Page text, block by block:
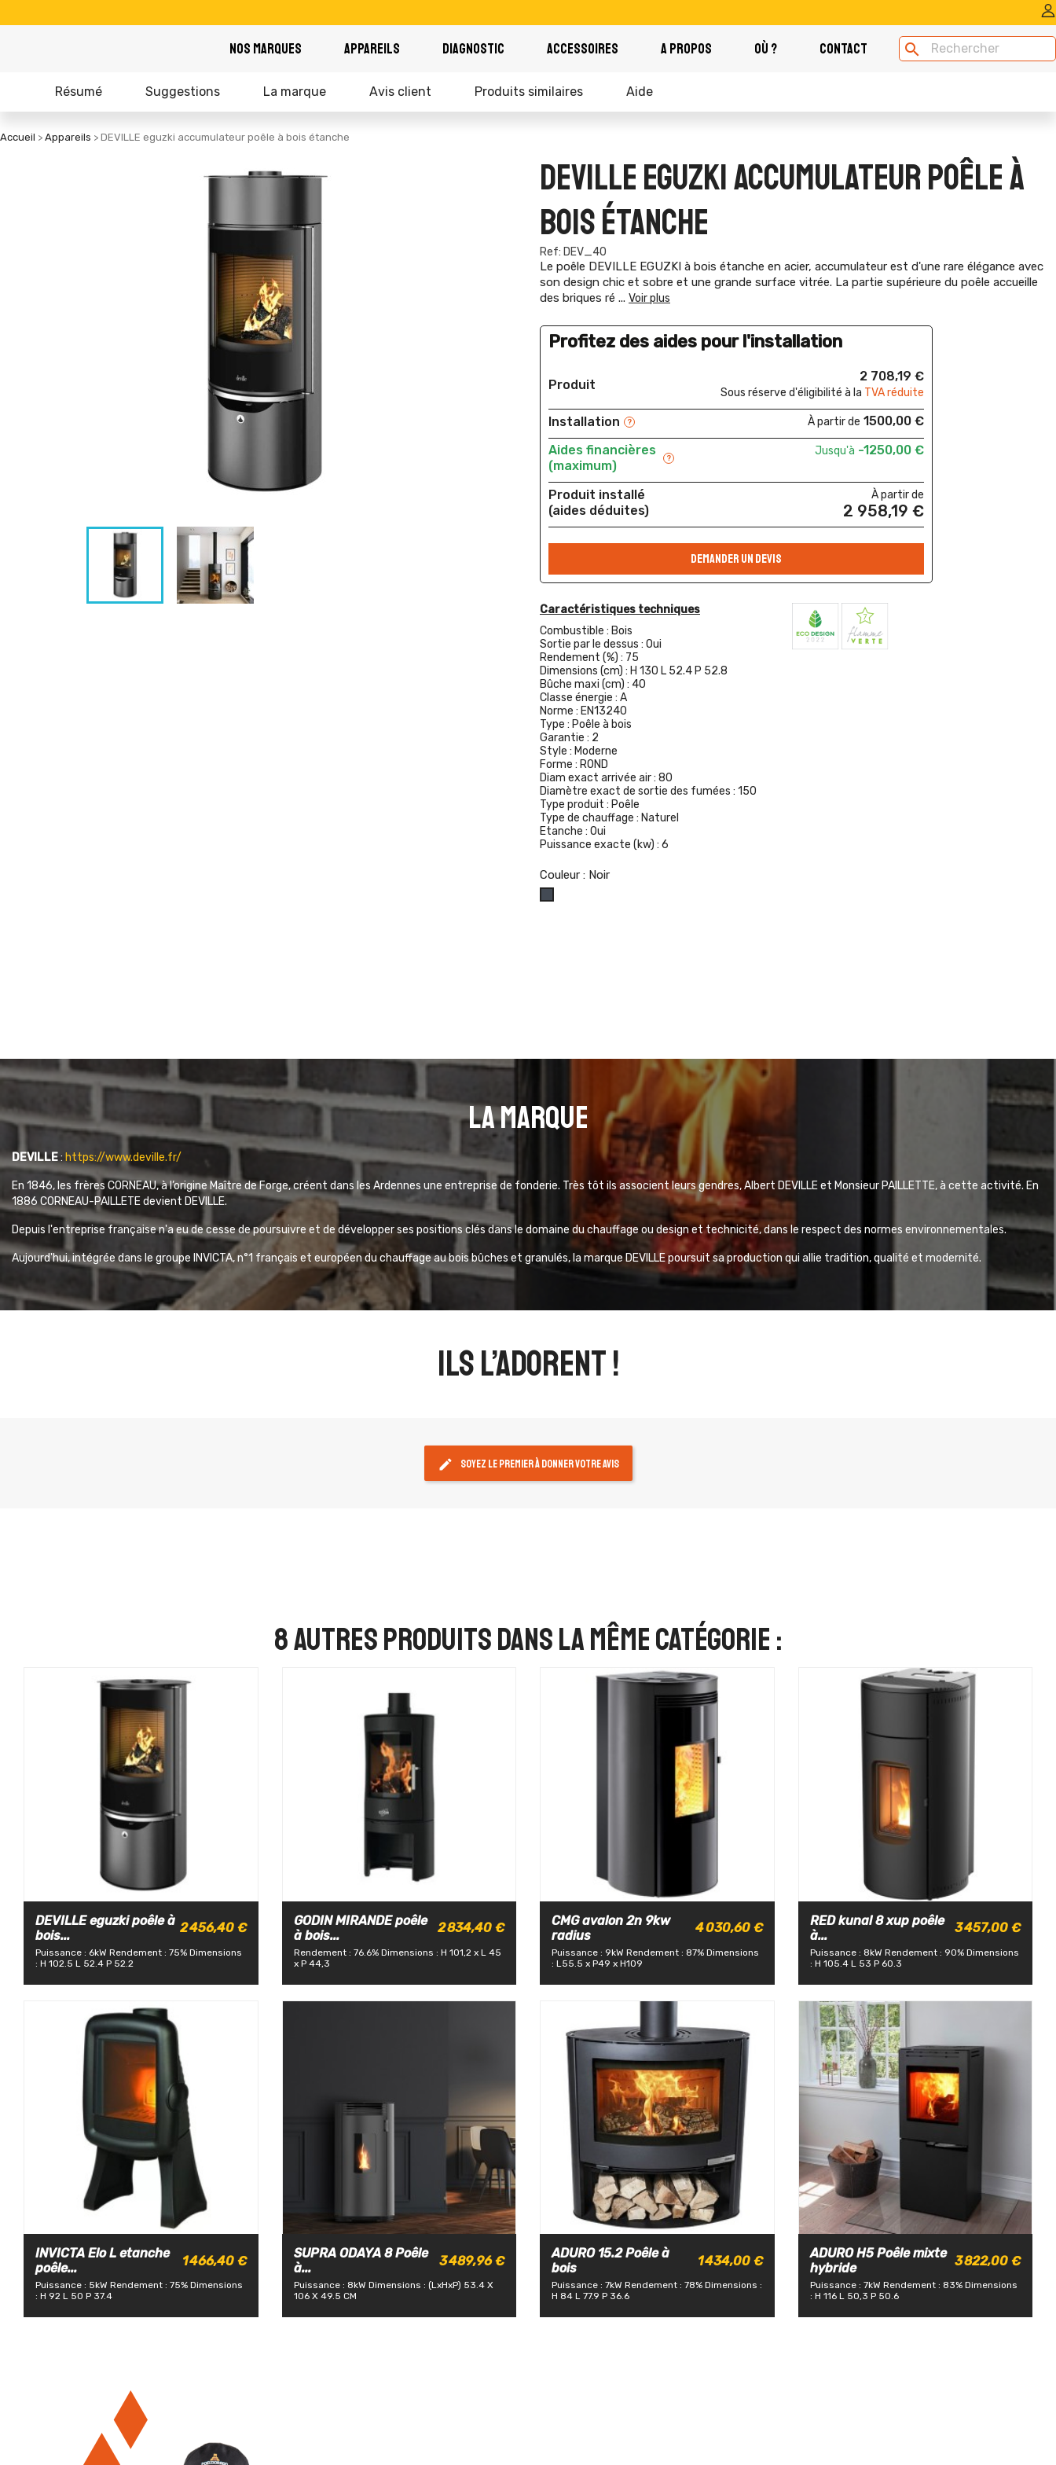
NOS MARQUES APPAREILS DIAGNOSTIC ACCESSOIRES A PROPOS OÙ ? CONTACT search
Accueil Appareils DEVILLE eguzki accumulateur poêle à bois étanche
Résumé Suggestions La marque Avis client Produits similaires Aide
DEVILLE EGUZKI ACCUMULATEUR POÊLE À
BOIS ÉTANCHE
Ref: DEV_40
Le poêle DEVILLE EGUZKI à bois étanche en acier, accumulateur est d'une rare élégance avec
son design chic et sobre et une grande surface vitrée. La partie supérieure du poêle accueille
des briques ré ... Voir plus
Profitez des aides pour l'installation
Produit
2 708,19 €
Sous réserve d'éligibilité à la TVA réduite
Installation ? À partir de 1500,00 €
Aides financières
(maximum)
?
Jusqu'à -1250,00 €
Produit installé
(aides déduites)
À partir de
2 958,19 €
DEMANDER UN DEVIS
Caractéristiques techniques
Combustible : Bois
Sortie par le dessus : Oui
Rendement (%) : 75
Dimensions (cm) : H 130 L 52.4 P 52.8
Bûche maxi (cm) : 40
Classe énergie : A
Norme : EN13240
Type : Poêle à bois
Garantie : 2
Style : Moderne
Forme : ROND
Diam exact arrivée air : 80
Diamètre exact de sortie des fumées : 150
Type produit : Poêle
Type de chauffage : Naturel
Etanche : Oui
Puissance exacte (kw) : 6
Couleur : Noir
La marque
DEVILLE: https://www.deville.fr/
En 1846, les frères CORNEAU, à l’origine Maître de Forge, créent dans les Ardennes une entreprise de fonderie. Très tôt ils associent leurs gendres, Albert DEVILLE et Monsieur PAILLETTE, à cette activité. En
1886 CORNEAU-PAILLETE devient DEVILLE.
Depuis l'entreprise française n'a eu de cesse de poursuivre et de développer ses positions clés dans le domaine du chauffage ou design et technicité, dans le respect des normes environnementales.
Aujourd'hui, intégrée dans le groupe INVICTA, n°1 français et européen du chauffage au bois bûches et granulés, la marque DEVILLE poursuit sa production qui allie tradition, qualité et modernité.
ils l’adorent !
edit Soyez le premier à donner votre avis
8 autres produits dans la même catégorie :
DEVILLE eguzki poêle à
bois...
2 456,40 €
Puissance : 6kW Rendement : 75% Dimensions
: H 102.5 L 52.4 P 52.2
GODIN MIRANDE poêle
à bois...
2 834,40 €
Rendement : 76.6% Dimensions : H 101,2 x L 45
x P 44,3
CMG avalon 2n 9kw
radius
4 030,60 €
Puissance : 9kW Rendement : 87% Dimensions
: L55.5 x P49 x H109
RED kunal 8 xup poêle
à...
3 457,00 €
Puissance : 8kW Rendement : 90% Dimensions
: H 105.4 L 53 P 60.3
INVICTA Elo L etanche
poêle...
1 466,40 €
Puissance : 5kW Rendement : 75% Dimensions
: H 92 L 50 P 37.4
SUPRA ODAYA 8 Poêle
à...
3 489,96 €
Puissance : 8kW Dimensions : (LxHxP) 53.4 X
106 X 49.5 CM
ADURO 15.2 Poêle à
bois
1 434,00 €
Puissance : 7kW Rendement : 78% Dimensions :
H 84 L 77.9 P 36.6
ADURO H5 Poêle mixte
hybride
3 822,00 €
Puissance : 7kW Rendement : 83% Dimensions
: H 116 L 50,3 P 50.6